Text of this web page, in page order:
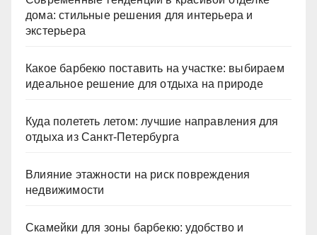
дома: стильные решения для интерьера и
экстерьера
Какое барбекю поставить на участке: выбираем
идеальное решение для отдыха на природе
Куда полететь летом: лучшие направления для
отдыха из Санкт-Петербурга
Влияние этажности на риск повреждения
недвижимости
Скамейки для зоны барбекю: удобство и